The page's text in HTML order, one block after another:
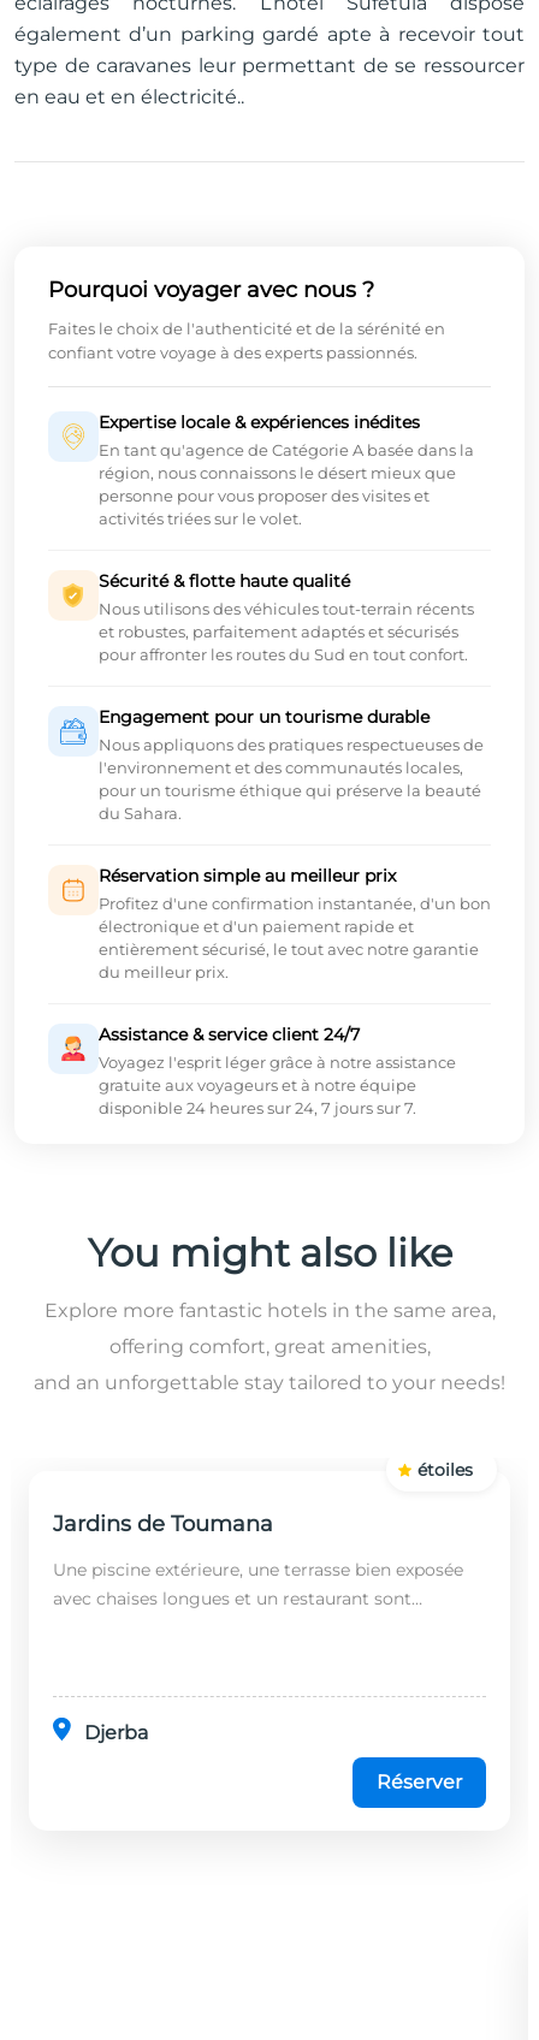
également d’un parking gardé apte à recevoir tout
type de caravanes leur permettant de se ressourcer
en eau et en électricité..
Pourquoi voyager avec nous ?
Faites le choix de l'authenticité et de la sérénité en
confiant votre voyage à des experts passionnés.
Expertise locale & expériences inédites
En tant qu'agence de Catégorie A basée dans la
région, nous connaissons le désert mieux que
personne pour vous proposer des visites et
activités triées sur le volet.
Sécurité & flotte haute qualité
Nous utilisons des véhicules tout-terrain récents
et robustes, parfaitement adaptés et sécurisés
pour affronter les routes du Sud en tout confort.
Engagement pour un tourisme durable
Nous appliquons des pratiques respectueuses de
l'environnement et des communautés locales,
pour un tourisme éthique qui préserve la beauté
du Sahara.
Réservation simple au meilleur prix
Profitez d'une confirmation instantanée, d'un bon
électronique et d'un paiement rapide et
entièrement sécurisé, le tout avec notre garantie
du meilleur prix.
Assistance & service client 24/7
Voyagez l'esprit léger grâce à notre assistance
gratuite aux voyageurs et à notre équipe
disponible 24 heures sur 24, 7 jours sur 7.
You might also like
Explore more fantastic hotels in the same area,
offering comfort, great amenities,
and an unforgettable stay tailored to your needs!
Jardins de Toumana
Une piscine extérieure, une terrasse bien exposée
avec chaises longues et un restaurant sont
Djerba
étoiles
Réserver